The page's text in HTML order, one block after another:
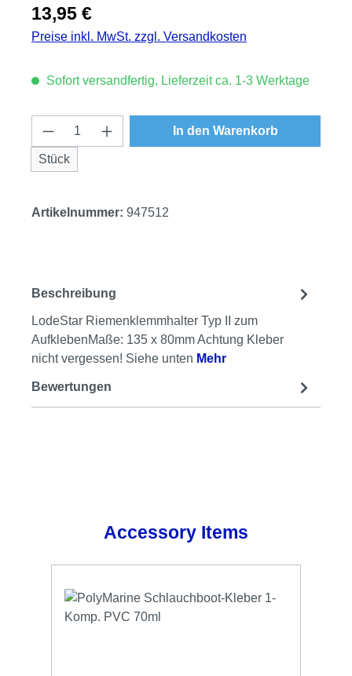
Regulärer Preis:
13,95 €
Preise inkl. MwSt. zzgl. Versandkosten
Sofort versandfertig, Lieferzeit ca. 1-3 Werktage
Produkt Anzahl: Gib den gewünschten
Stück
In den Warenkorb
Artikelnummer: 947512
Beschreibung
LodeStar Riemenklemmhalter Typ II zum
AufklebenMaße: 135 x 80mm Achtung Kleber
nicht vergessen! Siehe unten Mehr
Bewertungen
Produktgalerie überspringen
Accessory Items